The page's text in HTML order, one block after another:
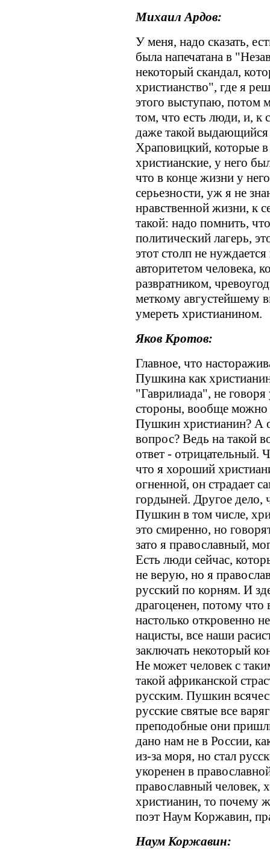
Михаил Ардов:
У меня, надо сказать,
была напечатана в
некоторый скандал,
христианство", где я
этого выступаю, потом
том, что есть люди, и, к
даже такой
Храповицкий, которые
христианские, у него
что в конце жизни у
серьезности, уж я не
нравственной жизни, к
такой: надо помнить,
политический лагерь,
этот столп не
авторитетом человека,
развратником,
меткому августейшему
умереть христианином.
Яков Кротов:
Главное, что
Пушкина как
"Гаврилиада", не
стороны, вообще можно
Пушкин христианин? А
вопрос? Ведь на такой
ответ - отрицательный.
что я хороший
огненной, он страдает
гордыней. Другое
Пушкин в том числе,
это смиренно, но
зато я православный,
Есть люди сейчас,
не верую, но я
русский по корням. И
драгоценен, потому
настолько откровенно
нацисты, все наши
заключать некоторый
Не может человек с
такой африканской
русским. Пушкин
русские святые все
преподобные они
дано нам не в России,
из-за моря, но стал
укоренен в
православный человек,
христианин, то почему
поэт Наум Коржавин,
Наум Коржавин: